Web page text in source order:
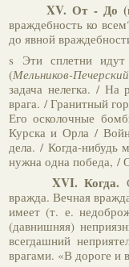
XV. От - До (в
враждебность ко
до явной
s Эти сплетни идут
(Мельников-Печерский
задача нелегка. / На
врага. / Гранитный
Его осколочные
Курска и Орла /
дела. / Когда-
нужна одна победа, /
XVI. Когда.
вражда. Вечная
имеет (т. е.
(давнишняя)
всегдашний
врагами. «В дороге и